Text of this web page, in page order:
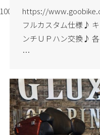
index.html
https://
フルカスタム仕様♪
ンチＵＰハン交換♪
…